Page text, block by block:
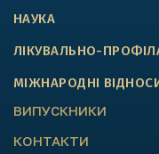
НАУКА
ЛІКУВАЛЬНО-
МІЖНАРОДНІ
ВИПУСКНИКИ
КОНТАКТИ